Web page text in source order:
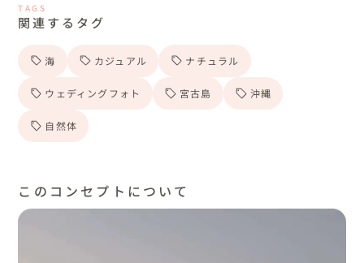
TAGS
関連するタグ
海 カジュアル ナチュラル
ウェディングフォト 宮古島 沖縄
自然体
このコンセプトについて